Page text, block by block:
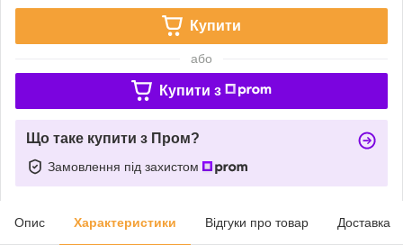
Купити
або
Купити з
Що таке купити з Пром?
Замовлення під захистом
Опис Характеристики Відгуки про товар Доставка